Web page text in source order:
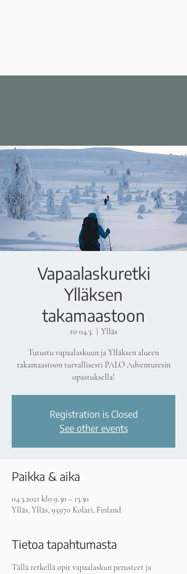
Vapaalaskuretki
Ylläksen
takamaastoon
to 04.3. Ylläs
Tutustu vapaalaskuun ja Ylläksen alueen
takamaastoon turvallisesti PALO Adventuresin
opastuksella!
Registration is Closed
See other events
Paikka & aika
04.3.2021 klo 9.30 – 13.30
Ylläs, Ylläs, 95970 Kolari, Finland
Tietoa tapahtumasta
Tällä retkellä opit vapaalaskun perusteet ja